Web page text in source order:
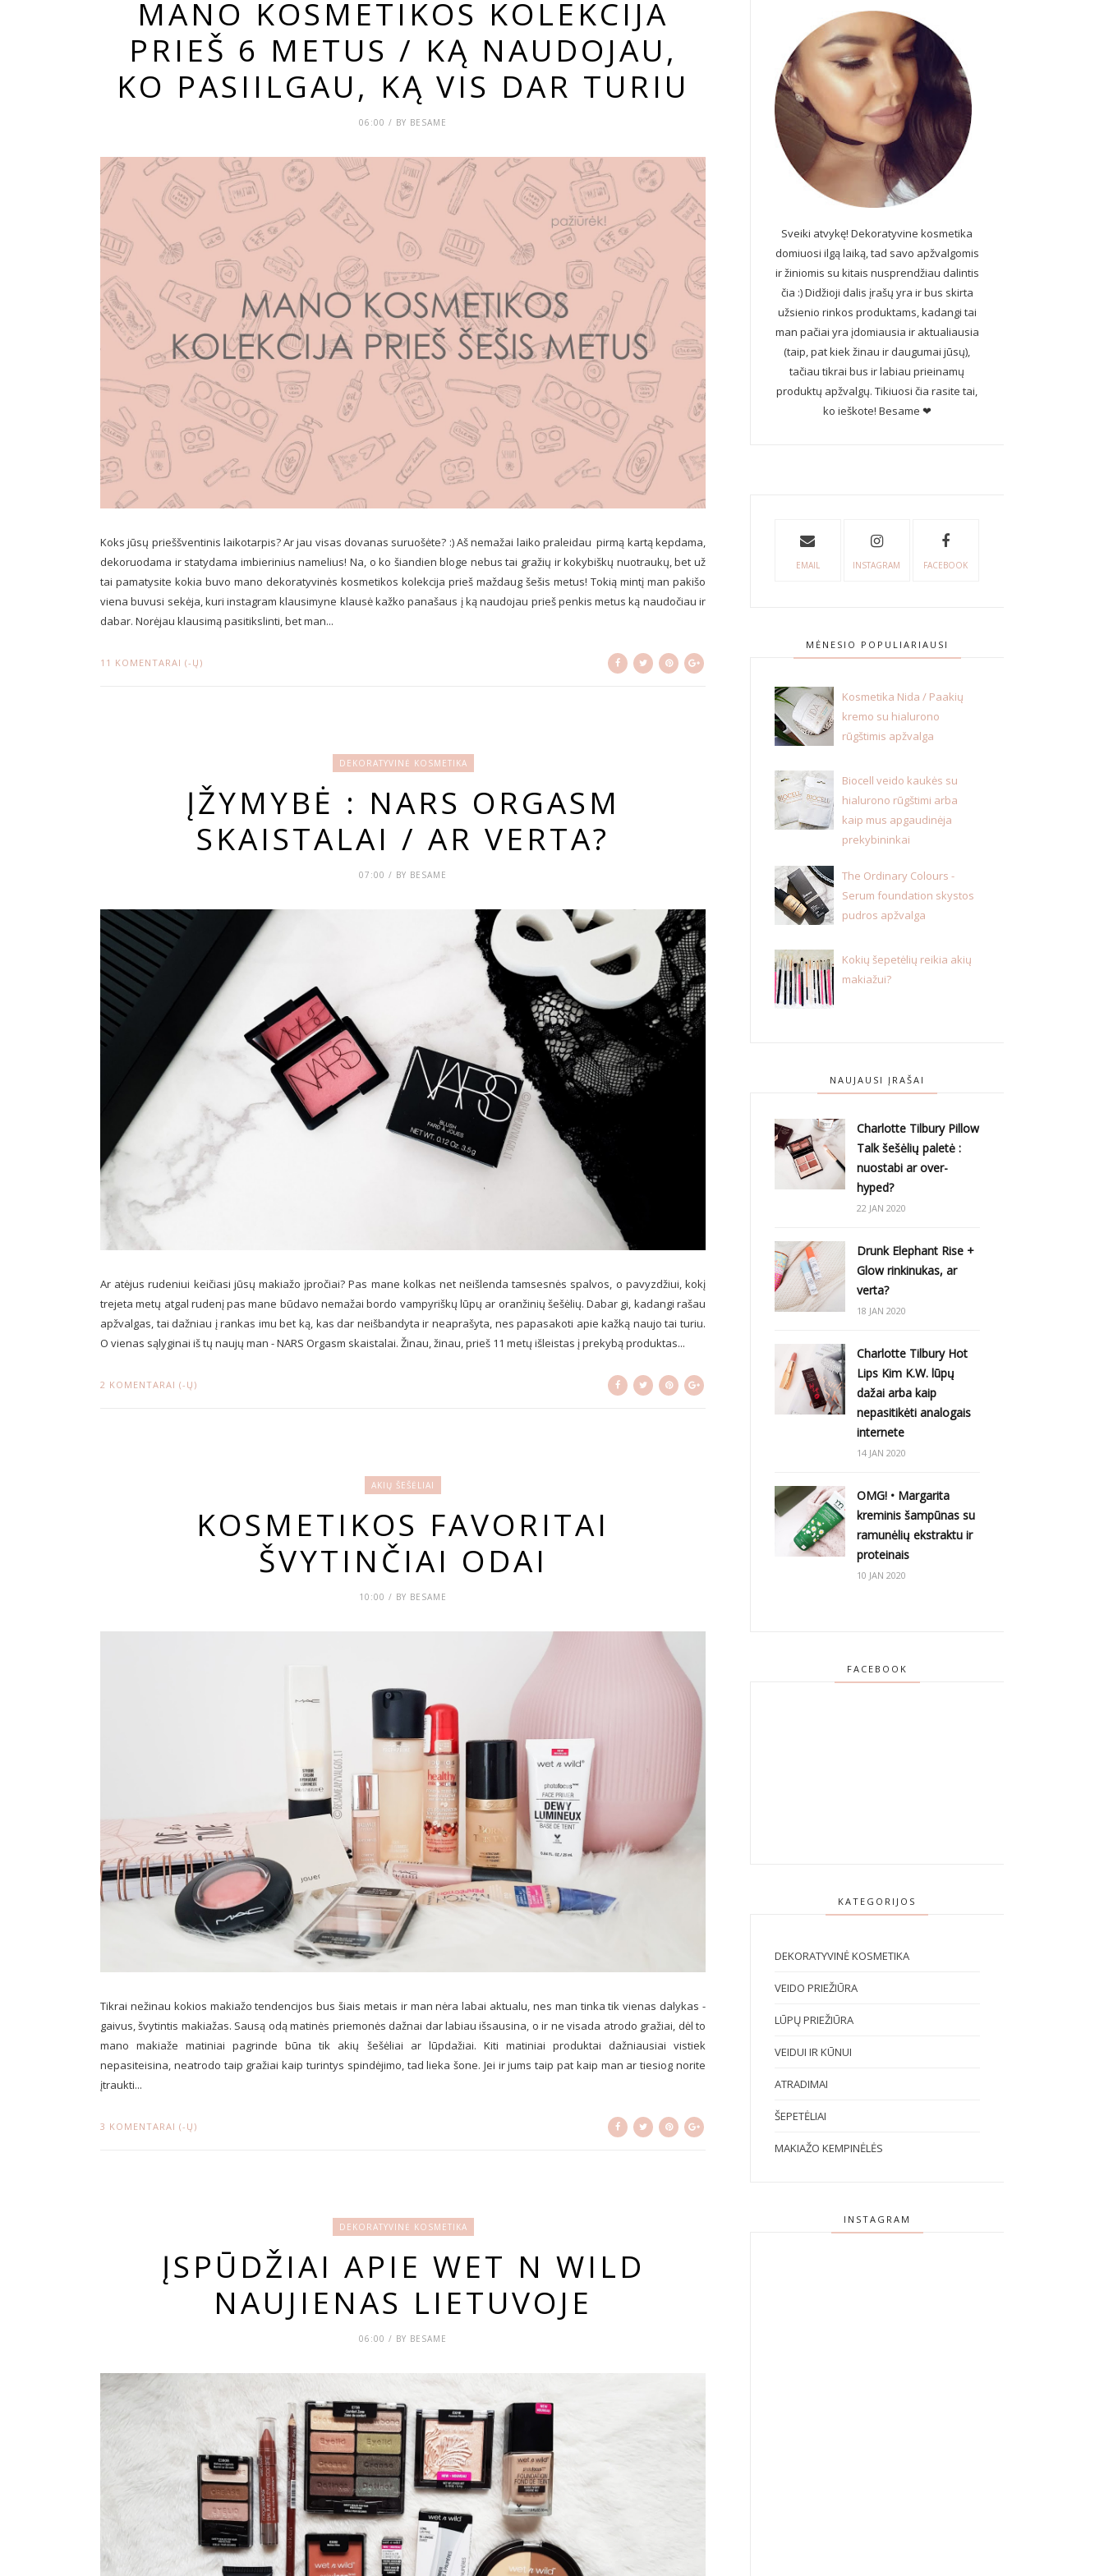
MANO KOSMETIKOS KOLEKCIJA
PRIEŠ 6 METUS / KĄ NAUDOJAU,
KO PASIILGAU, KĄ VIS DAR TURIU
06:00 / BY BESAME
Koks jūsų prieššventinis laikotarpis? Ar jau visas dovanas suruošėte? :) Aš nemažai laiko praleidau pirmą kartą kepdama,
dekoruodama ir statydama imbierinius namelius! Na, o ko šiandien bloge nebus tai gražių ir kokybiškų nuotraukų, bet už
tai pamatysite kokia buvo mano dekoratyvinės kosmetikos kolekcija prieš maždaug šešis metus! Tokią mintį man pakišo
viena buvusi sekėja, kuri instagram klausimyne klausė kažko panašaus į ką naudojau prieš penkis metus ką naudočiau ir
dabar. Norėjau klausimą pasitikslinti, bet man...
11 KOMENTARAI (-Ų)
DEKORATYVINĖ KOSMETIKA
ĮŽYMYBĖ : NARS ORGASM
SKAISTALAI / AR VERTA?
07:00 / BY BESAME
Ar atėjus rudeniui keičiasi jūsų makiažo įpročiai? Pas mane kolkas net neišlenda tamsesnės spalvos, o pavyzdžiui, kokį
trejeta metų atgal rudenį pas mane būdavo nemažai bordo vampyriškų lūpų ar oranžinių šešėlių. Dabar gi, kadangi rašau
apžvalgas, tai dažniau į rankas imu bet ką, kas dar neišbandyta ir neaprašyta, nes papasakoti apie kažką naujo tai turiu.
O vienas sąlyginai iš tų naujų man - NARS Orgasm skaistalai. Žinau, žinau, prieš 11 metų išleistas į prekybą produktas...
2 KOMENTARAI (-Ų)
AKIŲ ŠEŠĖLIAI
KOSMETIKOS FAVORITAI
ŠVYTINČIAI ODAI
10:00 / BY BESAME
Tikrai nežinau kokios makiažo tendencijos bus šiais metais ir man nėra labai aktualu, nes man tinka tik vienas dalykas -
gaivus, švytintis makiažas. Sausą odą matinės priemonės dažnai dar labiau išsausina, o ir ne visada atrodo gražiai, dėl to
mano makiaže matiniai pagrinde būna tik akių šešėliai ar lūpdažiai. Kiti matiniai produktai dažniausiai vistiek
nepasiteisina, neatrodo taip gražiai kaip turintys spindėjimo, tad lieka šone. Jei ir jums taip pat kaip man ar tiesiog norite
įtraukti...
3 KOMENTARAI (-Ų)
DEKORATYVINĖ KOSMETIKA
ĮSPŪDŽIAI APIE WET N WILD
NAUJIENAS LIETUVOJE
06:00 / BY BESAME
Sveiki atvykę! Dekoratyvine kosmetika
domiuosi ilgą laiką, tad savo apžvalgomis
ir žiniomis su kitais nusprendžiau dalintis
čia :) Didžioji dalis įrašų yra ir bus skirta
užsienio rinkos produktams, kadangi tai
man pačiai yra įdomiausia ir aktualiausia
(taip, pat kiek žinau ir daugumai jūsų),
tačiau tikrai bus ir labiau prieinamų
produktų apžvalgų. Tikiuosi čia rasite tai,
ko ieškote! Besame ❤
EMAIL INSTAGRAM FACEBOOK
MĖNESIO POPULIARIAUSI
Kosmetika Nida / Paakių
kremo su hialurono
rūgštimis apžvalga
Biocell veido kaukės su
hialurono rūgštimi arba
kaip mus apgaudinėja
prekybininkai
The Ordinary Colours -
Serum foundation skystos
pudros apžvalga
Kokių šepetėlių reikia akių
makiažui?
NAUJAUSI ĮRAŠAI
Charlotte Tilbury Pillow
Talk šešėlių paletė :
nuostabi ar over-
hyped?
22 JAN 2020
Drunk Elephant Rise +
Glow rinkinukas, ar
verta?
18 JAN 2020
Charlotte Tilbury Hot
Lips Kim K.W. lūpų
dažai arba kaip
nepasitikėti analogais
internete
14 JAN 2020
OMG! • Margarita
kreminis šampūnas su
ramunėlių ekstraktu ir
proteinais
10 JAN 2020
FACEBOOK
KATEGORIJOS
DEKORATYVINĖ KOSMETIKA
VEIDO PRIEŽIŪRA
LŪPŲ PRIEŽIŪRA
VEIDUI IR KŪNUI
ATRADIMAI
ŠEPETĖLIAI
MAKIAŽO KEMPINĖLĖS
INSTAGRAM